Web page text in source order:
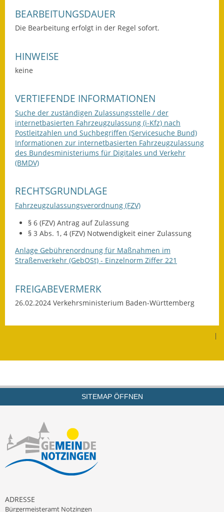
Flächennutzungsplan
Landessanierungsprogramm
Mietspiegel
Rückstausicherung von
Gebäuden
Gemeindehalle und
Bürgerhaus
Grundschule &
Kernzeitbetreuung
Integration und Asyl
Kinderbetreuung
Nahverkehr
Klimaschutzagentur
BEARBEITUNGSDAUER
Die Bearbeitung erfolgt in der Regel sofort.
HINWEISE
keine
VERTIEFENDE INFORMATIONEN
Suche der zuständigen Zulassungsstelle / der
internetbasierten Fahrzeugzulassung (i-Kfz) nach
Postleitzahlen und Suchbegriffen (Servicesuche Bund)
Informationen zur internetbasierten Fahrzeugzulassung
des Bundesministeriums für Digitales und Verkehr
(BMDV)
RECHTSGRUNDLAGE
Fahrzeugzulassungsverordnung (FZV)
§ 6 (FZV) Antrag auf Zulassung
§ 3 Abs. 1, 4 (FZV) Notwendigkeit einer Zulassung
Anlage Gebührenordnung für Maßnahmen im
Straßenverkehr (GebOSt) - Einzelnorm Ziffer 221
FREIGABEVERMERK
26.02.2024 Verkehrsministerium Baden-Württemberg
|
SITEMAP ÖFFNEN
ADRESSE
Bürgermeisteramt Notzingen